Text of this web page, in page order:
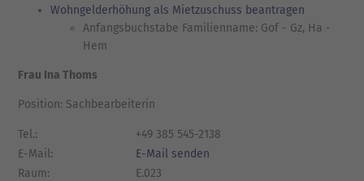
Wohngelderhöhung als Mietzuschuss beantragen
Anfangsbuchstabe Familienname: Gof - Gz, Ha -
Hem
Frau Ina Thoms
Position: Sachbearbeiterin
Tel.:
+49 385 545-2138
E-Mail:
E-Mail senden
Raum:
E.023